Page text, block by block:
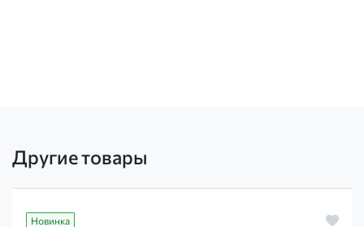
Другие товары
Новинка